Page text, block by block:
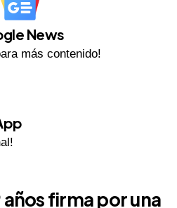
News
más contenido!
firma por una